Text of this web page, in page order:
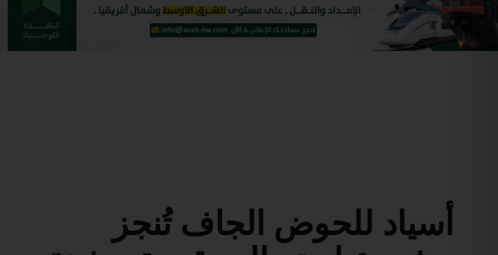
أسياد للحوض الجاف تُنجز